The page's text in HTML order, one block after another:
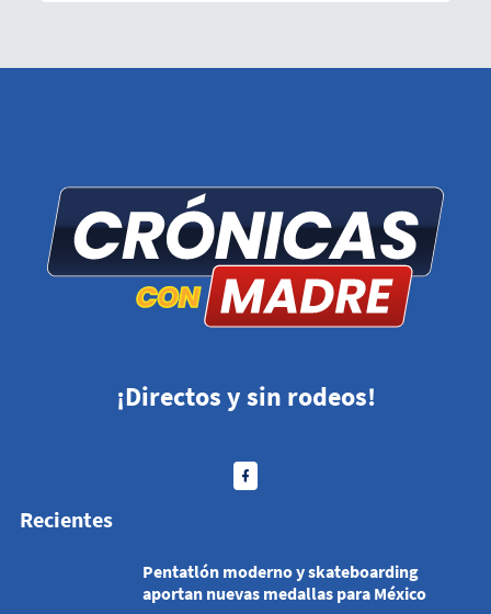
¡Directos y sin rodeos!
Recientes
Pentatlón moderno y skateboarding
aportan nuevas medallas para México